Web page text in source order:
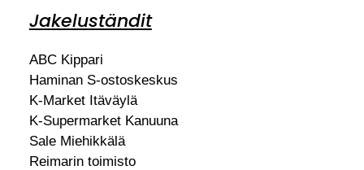
Jakeluständit
ABC Kippari
Haminan S-ostoskeskus
K-Market Itäväylä
K-Supermarket Kanuuna
Sale Miehikkälä
Reimarin toimisto